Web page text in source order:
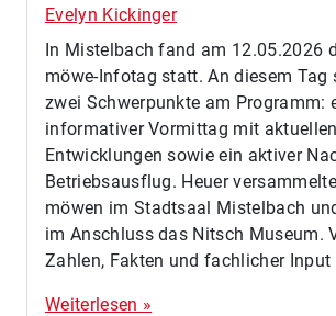
Evelyn Kickinger
In Mistelbach fand am 12.05.2026
möwe-Infotag statt. An diesem Tag
zwei Schwerpunkte am Programm:
informativer Vormittag mit
Entwicklungen sowie ein aktiver
Betriebsausflug. Heuer
möwen im Stadtsaal Mistelbach
im Anschluss das Nitsch Museum.
Zahlen, Fakten und fachlicher Input
Weiterlesen »